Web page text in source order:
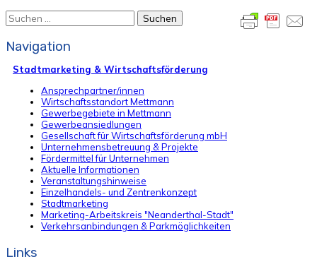
Suchen
nach:
Navigation
Stadtmarketing & Wirtschaftsförderung
Ansprechpartner/innen
Wirtschaftsstandort Mettmann
Gewerbegebiete in Mettmann
Gewerbeansiedlungen
Gesellschaft für Wirtschaftsförderung mbH
Unternehmensbetreuung & Projekte
Fördermittel für Unternehmen
Aktuelle Informationen
Veranstaltungshinweise
Einzelhandels- und Zentrenkonzept
Stadtmarketing
Marketing-Arbeitskreis "Neanderthal-Stadt"
Verkehrsanbindungen & Parkmöglichkeiten
Links